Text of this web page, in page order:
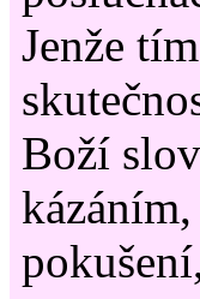
Jenže
Boží